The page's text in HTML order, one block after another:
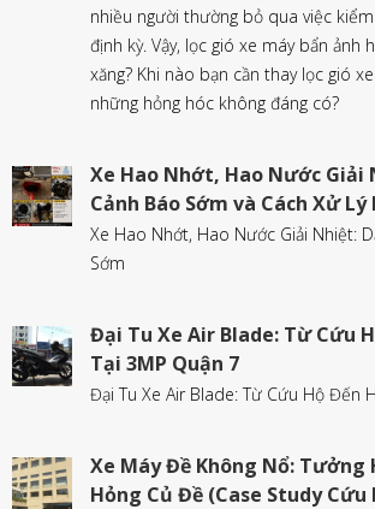
nhiều người thường bỏ qua việc
định kỳ. Vậy, lọc gió xe máy bẩn ảnh
xăng? Khi nào bạn cần thay lọc gió
những hỏng hóc không đáng có?
Xe Hao Nhớt, Hao Nước Giải
Cảnh Báo Sớm và Cách Xử Lý
Xe Hao Nhớt, Hao Nước Giải Nhiệt:
Sớm
Đại Tu Xe Air Blade: Từ Cứu
Tại 3MP Quận 7
Đại Tu Xe Air Blade: Từ Cứu Hộ Đến
Xe Máy Đề Không Nổ: Tưởng
Hỏng Củ Đề (Case Study Cứu